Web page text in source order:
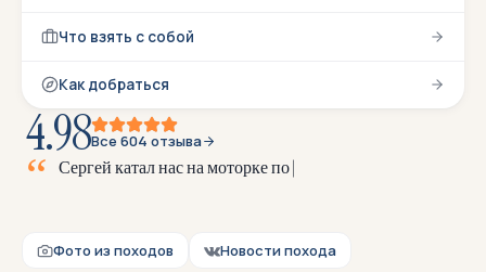
Что взять с собой
Как добраться
4.98Все 604 отзыва
Сергейкаталнаснамоторкепош
Фото из походов Новости похода